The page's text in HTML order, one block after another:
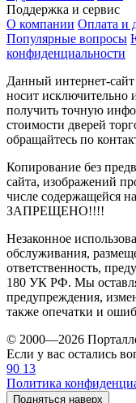
Поддержка и сервис
О компании Оплата и
Популярные вопросы
конфиденциальности
Данный интернет-
носит
получить точную
стоимости дверей
обращайтесь по
Копирование без
сайта, изображений
числе содержащейся
ЗАПРЕЩЕНО!!!!
Незаконное
обслуживания,
ответственность,
180 УК РФ. Мы
предупреждения,
также опечатки и
© 2000—2026
Если у вас остались
90 13
Политика
Подняться наверх